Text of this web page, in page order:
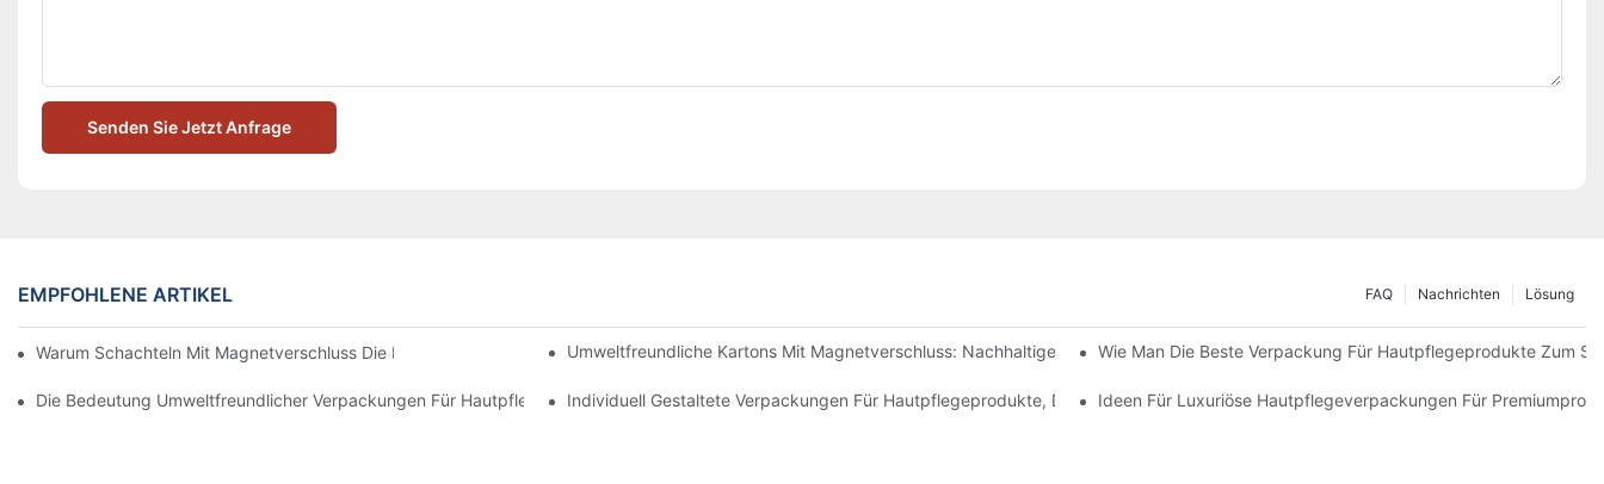
Senden Sie Jetzt Anfrage
EMPFOHLENE ARTIKEL Lösung
Nachrichten
FAQ
Warum Schachteln Mit Magnetverschluss Die Beste Wahl Für Hochwertige Verpackungen SindUmweltfreundliche Kartons Mit Magnetverschluss: Nachhaltige VerpackungslösungenWie Man Die Beste Verpackung Für Hautpflegeprodukte Zum
Die Bedeutung Umweltfreundlicher Verpackungen Für HautpflegeprodukteIndividuell Gestaltete Verpackungen Für Hautpflegeprodukte, Die Markentreue FördernIdeen Für Luxuriöse Hautpflegeverpackungen Für